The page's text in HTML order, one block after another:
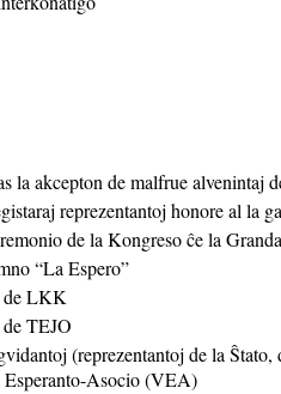
la akcepton de malfrue alvenintaj
reprezentantoj honore al la
de la Kongreso ĉe la
“La Espero”
de LKK
TEJO
(reprezentantoj de la
Asocio (VEA)